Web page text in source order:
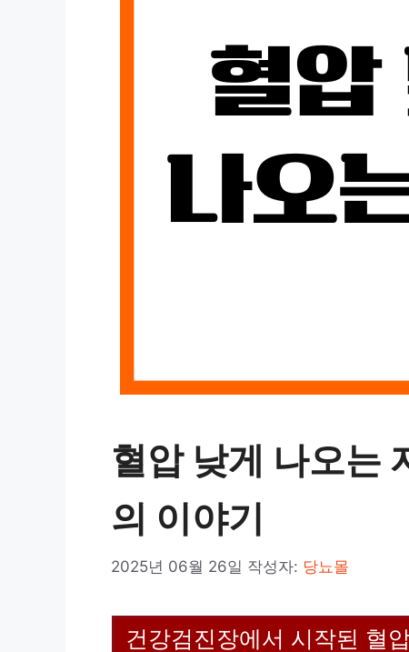
혈압 낮게 나오는
의 이야기
2025년 06월 26일 작성자: 당뇨몰
건강검진장에서 시작된 혈